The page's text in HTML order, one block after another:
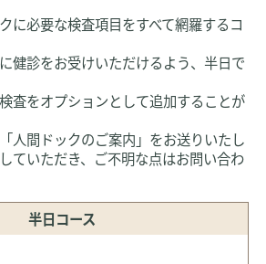
に必要な検査項目をすべて網羅するコ
健診をお受けいただけるよう、半日で
査をオプションとして追加することが
人間ドックのご案内」をお送りいたし
ていただき、ご不明な点はお問い合わ
半日コース